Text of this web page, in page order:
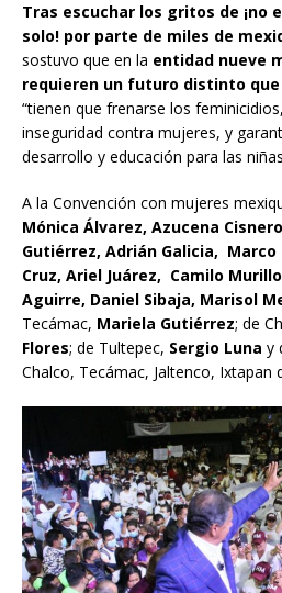
Tras escuchar los gritos de ¡no
solo! por parte de miles de
sostuvo que en la entidad nueve
requieren un futuro distinto que
“tienen que frenarse los
inseguridad contra mujeres, y
desarrollo y educación para las
A la Convención con mujeres
Mónica Álvarez, Azucena
Gutiérrez, Adrián Galicia, Marco
Cruz, Ariel Juárez, Camilo
Aguirre, Daniel Sibaja, Marisol
Tecámac, Mariela Gutiérrez; de
Flores; de Tultepec, Sergio Luna y
Chalco, Tecámac, Jaltenco, Ixtapan